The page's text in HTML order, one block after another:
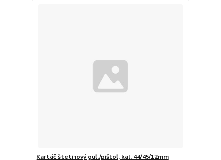
Kartáč štetinový guľ./pištoľ, kal. 44/45/12mm